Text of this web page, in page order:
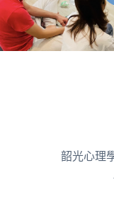
韶光心理